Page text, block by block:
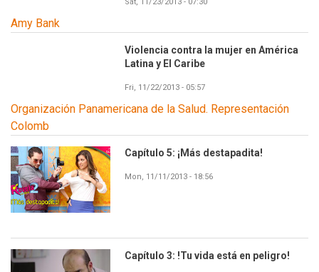
Amy Bank
Violencia contra la mujer en América
Latina y El Caribe
Fri, 11/22/2013 - 05:57
Organización Panamericana de la Salud. Representación
Colomb
Capítulo 5: ¡Más destapadita!
Mon, 11/11/2013 - 18:56
Capítulo 3: !Tu vida está en peligro!